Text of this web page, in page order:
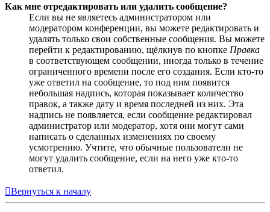
Как мне отредактировать или удалить сообщение?
Если вы не являетесь администратором или
модератором конференции, вы можете редактировать и
удалять только свои собственные сообщения. Вы можете
перейти к редактированию, щёлкнув по кнопке Правка
в соответствующем сообщении, иногда только в течение
ограниченного времени после его создания. Если кто-то
уже ответил на сообщение, то под ним появится
небольшая надпись, которая показывает количество
правок, а также дату и время последней из них. Эта
надпись не появляется, если сообщение редактировал
администратор или модератор, хотя они могут сами
написать о сделанных изменениях по своему
усмотрению. Учтите, что обычные пользователи не
могут удалить сообщение, если на него уже кто-то
ответил.
Вернуться к началу